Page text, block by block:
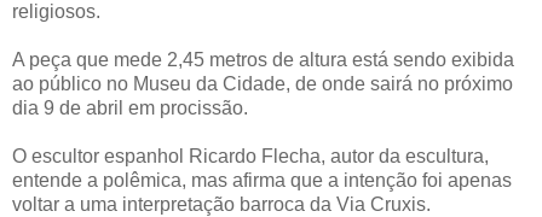
religiosos.
A peça que mede 2,45 metros de altura está sendo exibida
ao público no Museu da Cidade, de onde sairá no próximo
dia 9 de abril em procissão.
O escultor espanhol Ricardo Flecha, autor da escultura,
entende a polêmica, mas afirma que a intenção foi apenas
voltar a uma interpretação barroca da Via Cruxis.